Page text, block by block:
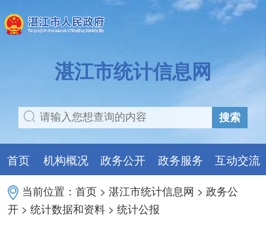
湛江市统计信息网
搜索
首页 机构概况 政务公开 政务服务 互动交流
当前位置：首页 >湛江市统计信息网 >政务公
开 >统计数据和资料 >统计公报